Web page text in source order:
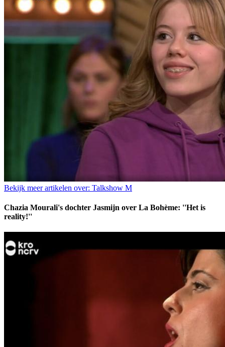
Bekijk meer artikelen over: Talkshow M
Chazia Mourali's dochter Jasmijn over La Bohème: ''Het is
reality!''